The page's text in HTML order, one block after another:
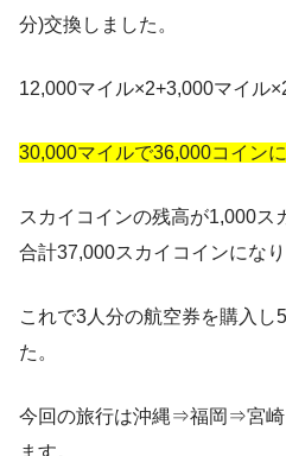
分)交換しました。
12,000マイル×2+3,000マイル
30,000マイルで36,000コイン
スカイコインの残高が1,000ス
合計37,000スカイコインになり
これで3人分の航空券を購入し
た。
今回の旅行は沖縄⇒福岡⇒宮
ます。